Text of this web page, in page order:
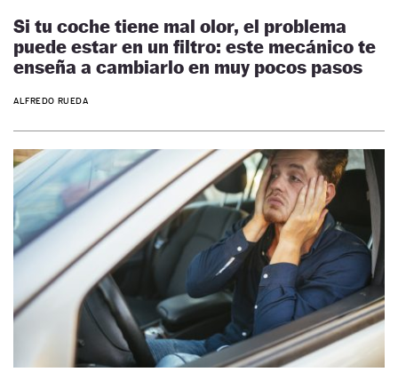
Si tu coche tiene mal olor, el problema
puede estar en un filtro: este mecánico te
enseña a cambiarlo en muy pocos pasos
ALFREDO RUEDA